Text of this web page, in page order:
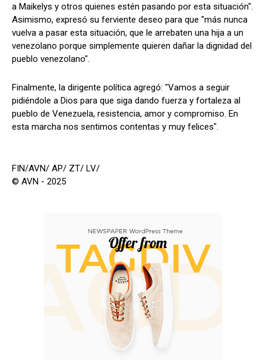
a Maikelys y otros quienes estén pasando por esta situación".
Asimismo, expresó su ferviente deseo para que "más nunca
vuelva a pasar esta situación, que le arrebaten una hija a un
venezolano porque simplemente quieren dañar la dignidad del
pueblo venezolano".
Finalmente, la dirigente política agregó: "Vamos a seguir
pidiéndole a Dios para que siga dando fuerza y fortaleza al
pueblo de Venezuela, resistencia, amor y compromiso. En
esta marcha nos sentimos contentas y muy felices".
FIN/AVN/ AP/ ZT/ LV/
© AVN - 2025